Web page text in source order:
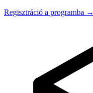
Regisztráció a programba →